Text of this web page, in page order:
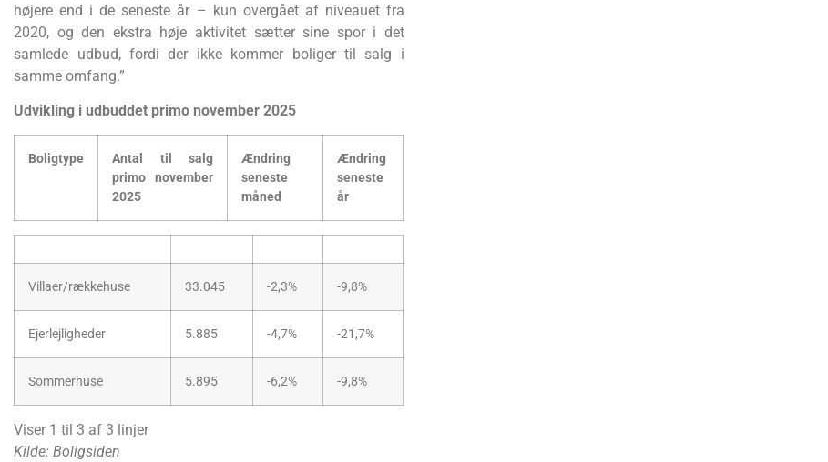
højere end i de seneste år – kun overgået af niveauet fra
2020, og den ekstra høje aktivitet sætter sine spor i det
samlede udbud, fordi der ikke kommer boliger til salg i
samme omfang.”
Udvikling i udbuddet primo november 2025
Boligtype
Antal til salg
primo november
2025
Ændring
seneste
måned
Ændring
seneste
år
Villaer/rækkehuse 33.045 -2,3% -9,8%
Ejerlejligheder 5.885 -4,7% -21,7%
Sommerhuse 5.895 -6,2% -9,8%
Viser 1 til 3 af 3 linjer
Kilde: Boligsiden